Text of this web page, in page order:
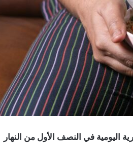
اليومية في النصف الأول من النهار